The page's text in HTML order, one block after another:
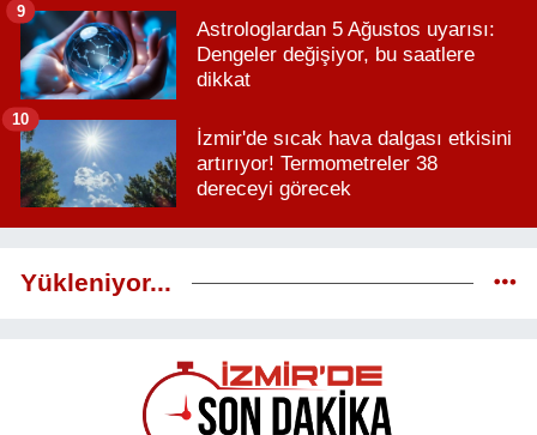
Astrologlardan 5 Ağustos uyarısı:
Dengeler değişiyor, bu saatlere
dikkat
9
İzmir'de sıcak hava dalgası etkisini
artırıyor! Termometreler 38
dereceyi görecek
10
Yükleniyor...